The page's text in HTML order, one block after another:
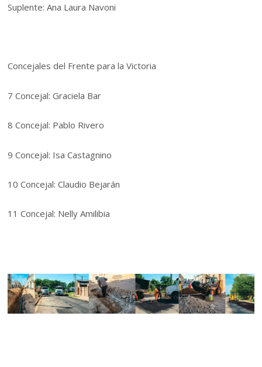
Suplente: Ana Laura Navoni
Concejales del Frente para la Victoria
7 Concejal: Graciela Bar
8 Concejal: Pablo Rivero
9 Concejal: Isa Castagnino
10 Concejal: Claudio Bejarán
11 Concejal: Nelly Amilibia